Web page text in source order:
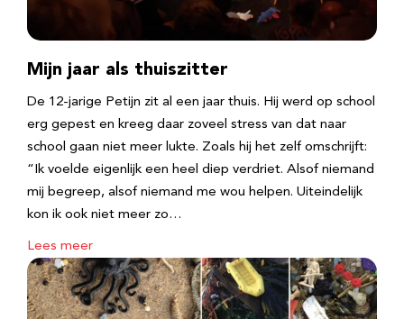
Mijn jaar als thuiszitter
De 12-jarige Petijn zit al een jaar thuis. Hij werd op school
erg gepest en kreeg daar zoveel stress van dat naar
school gaan niet meer lukte. Zoals hij het zelf omschrijft:
“Ik voelde eigenlijk een heel diep verdriet. Alsof niemand
mij begreep, alsof niemand me wou helpen. Uiteindelijk
kon ik ook niet meer zo…
Lees meer